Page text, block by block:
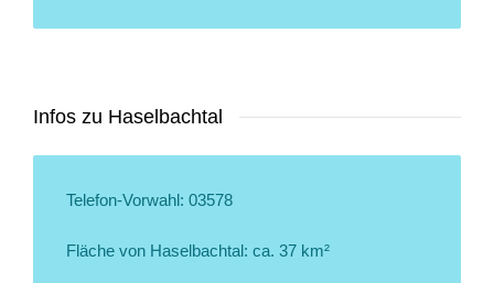
Infos zu Haselbachtal
Telefon-Vorwahl: 03578
Fläche von Haselbachtal: ca. 37 km²